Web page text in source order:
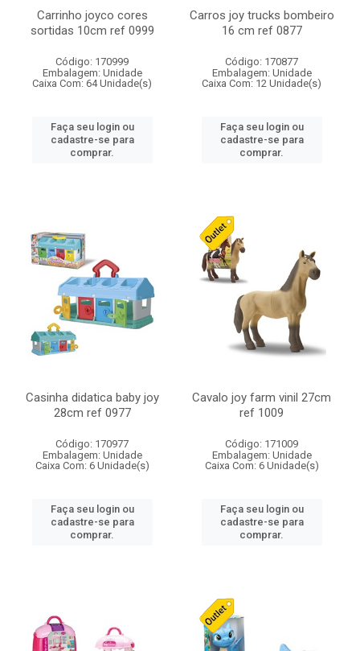
Carrinho joyco cores
sortidas 10cm ref 0999
Código: 170999
Embalagem: Unidade
Caixa Com: 64 Unidade(s)
Faça seu login ou
cadastre-se para
comprar.
Carros joy trucks bombeiro
16 cm ref 0877
Código: 170877
Embalagem: Unidade
Caixa Com: 12 Unidade(s)
Faça seu login ou
cadastre-se para
comprar.
Casinha didatica baby joy
28cm ref 0977
Código: 170977
Embalagem: Unidade
Caixa Com: 6 Unidade(s)
Faça seu login ou
cadastre-se para
comprar.
Cavalo joy farm vinil 27cm
ref 1009
Código: 171009
Embalagem: Unidade
Caixa Com: 6 Unidade(s)
Faça seu login ou
cadastre-se para
comprar.